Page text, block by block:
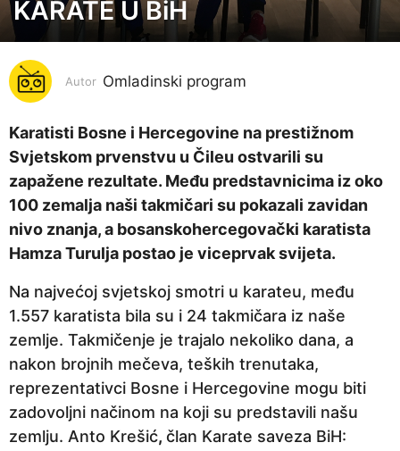
g
o
n
a
p
r
i
j
e
g
o
d
i
n
a
p
KARATE U BiH
Autor Omladinski program
Karatisti Bosne i Hercegovine na prestižnom
Svjetskom prvenstvu u Čileu ostvarili su
zapažene rezultate. Među predstavnicima iz oko
100 zemalja naši takmičari su pokazali zavidan
nivo znanja, a bosanskohercegovački karatista
Hamza Turulja postao je viceprvak svijeta.
Na najvećoj svjetskoj smotri u karateu, među
1.557 karatista bila su i 24 takmičara iz naše
zemlje. Takmičenje je trajalo nekoliko dana, a
nakon brojnih mečeva, teških trenutaka,
reprezentativci Bosne i Hercegovine mogu biti
zadovoljni načinom na koji su predstavili našu
zemlju. Anto Krešić, član Karate saveza BiH: